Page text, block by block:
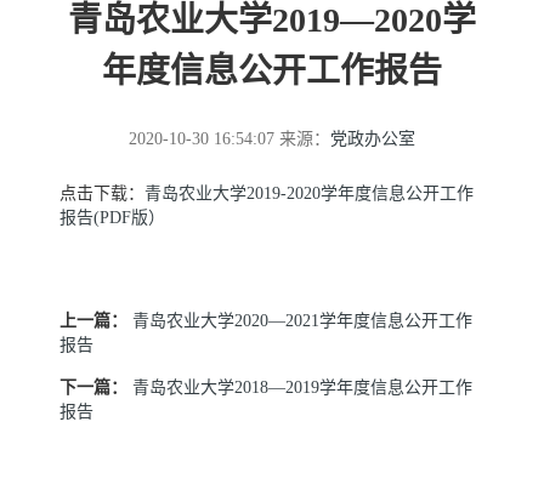
青岛农业大学2019—2020学
年度信息公开工作报告
2020-10-30 16:54:07 来源： 党政办公室
点击下载： 青岛农业大学2019-2020学年度信息公开工作
报告(PDF版）
上一篇：
青岛农业大学2020—2021学年度信息公开工作
报告
下一篇：
青岛农业大学2018—2019学年度信息公开工作
报告